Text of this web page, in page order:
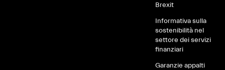
Brexit
Informativa sulla
sostenibilità nel
settore dei servizi
finanziari
Garanzie appalti